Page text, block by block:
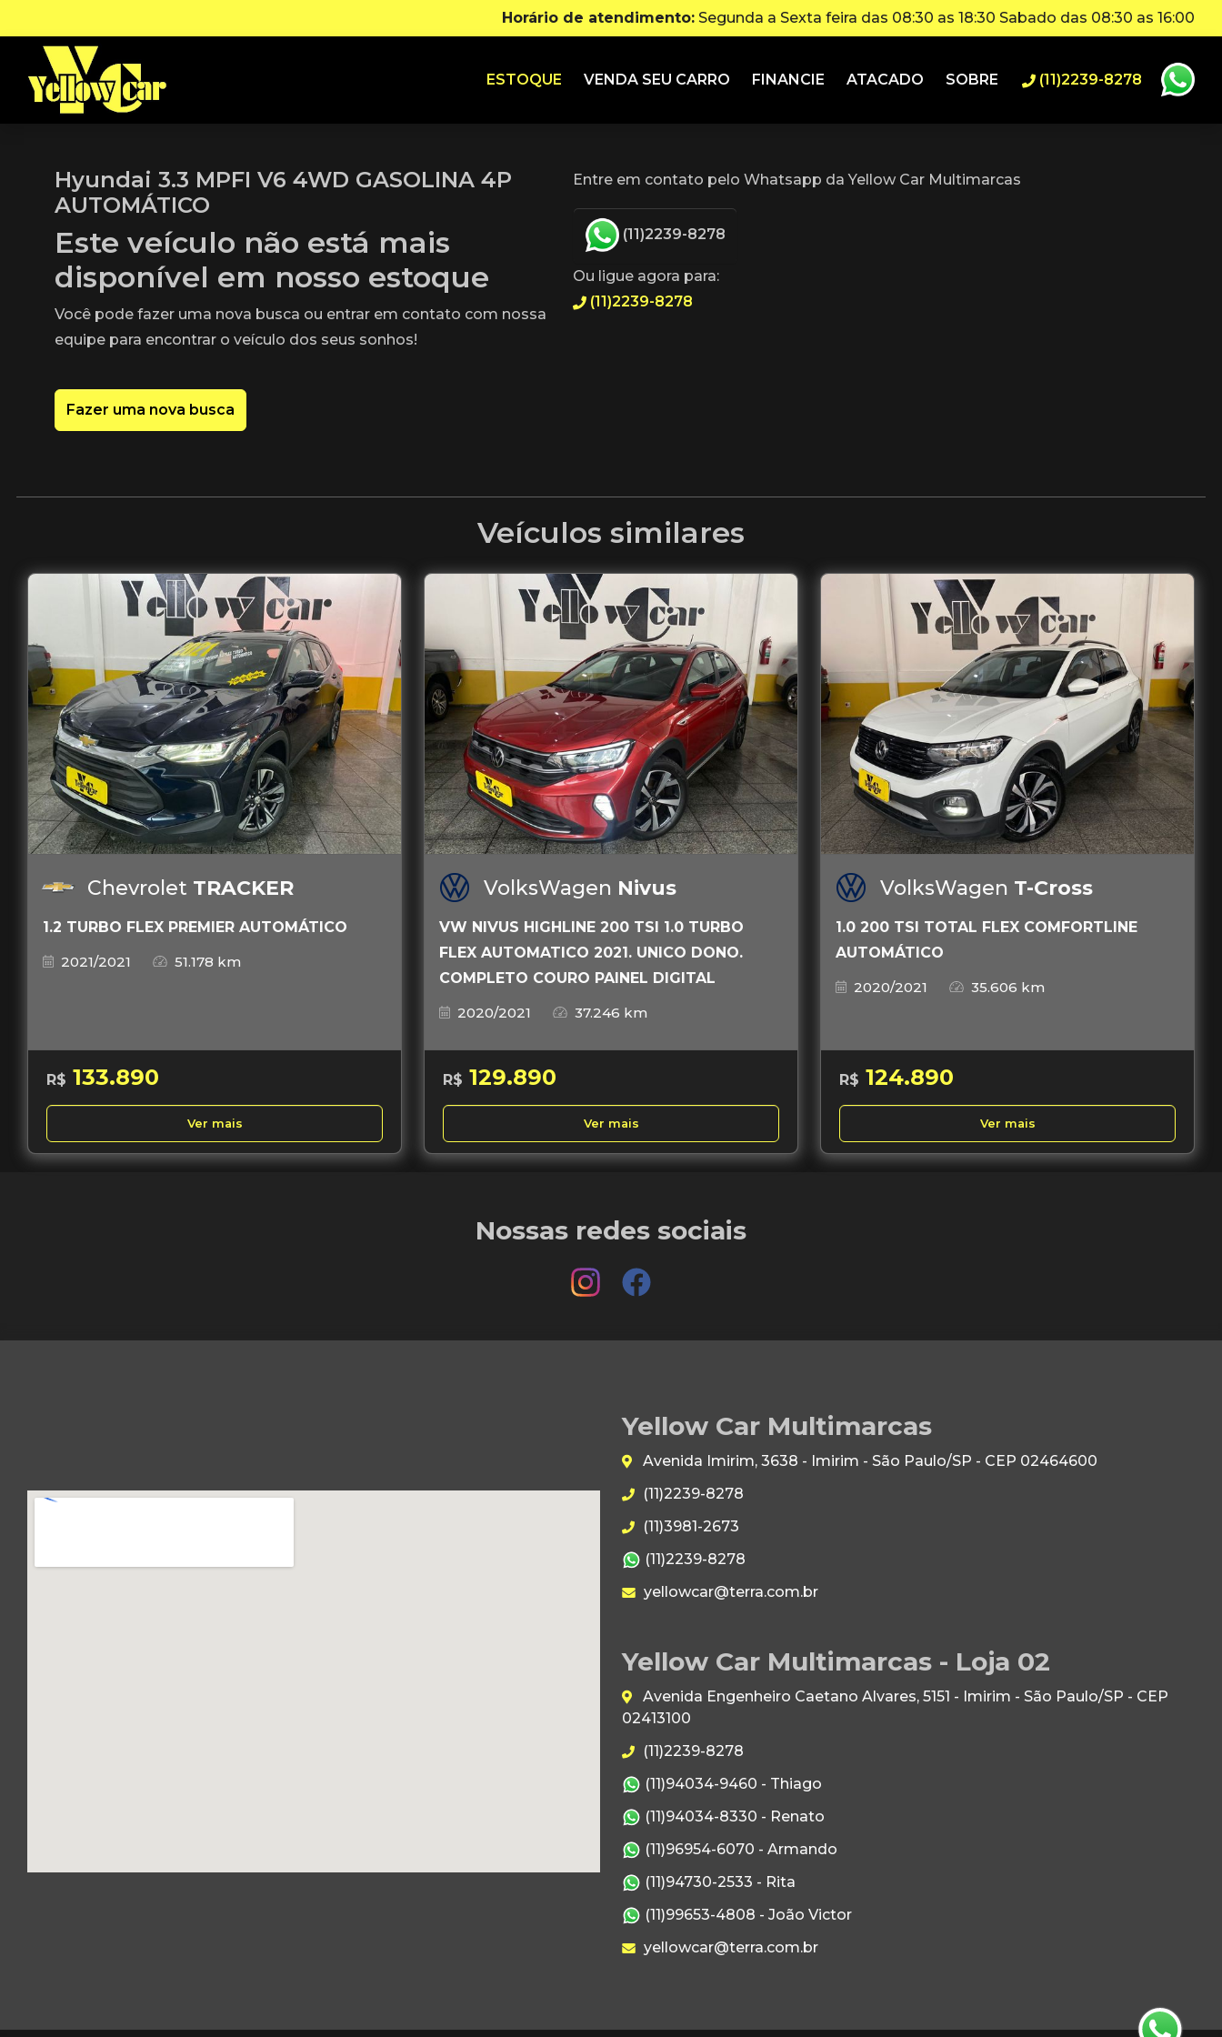
Horário de atendimento: Segunda a Sexta feira das 08:30 as 18:30 Sabado das 08:30 as 16:00
ESTOQUE VENDA SEU CARRO FINANCIE ATACADO SOBRE (11)2239-8278
Hyundai 3.3 MPFI V6 4WD GASOLINA 4P
AUTOMÁTICO
Este veículo não está mais
disponível em nosso estoque
Você pode fazer uma nova busca ou entrar em contato com nossa
equipe para encontrar o veículo dos seus sonhos!
Fazer uma nova busca
Entre em contato pelo Whatsapp da Yellow Car Multimarcas
(11)2239-8278
Ou ligue agora para:
(11)2239-8278
Veículos similares
Chevrolet TRACKER
1.2 TURBO FLEX PREMIER AUTOMÁTICO
2021/2021
51.178 km
R$ 133.890
Ver mais
VolksWagen Nivus
VW NIVUS HIGHLINE 200 TSI 1.0 TURBO
FLEX AUTOMATICO 2021. UNICO DONO.
COMPLETO COURO PAINEL DIGITAL
2020/2021
37.246 km
R$ 129.890
Ver mais
VolksWagen T-Cross
1.0 200 TSI TOTAL FLEX COMFORTLINE
AUTOMÁTICO
2020/2021
35.606 km
R$ 124.890
Ver mais
Nossas redes sociais
Yellow Car Multimarcas
Avenida Imirim, 3638 - Imirim - São Paulo/SP - CEP 02464600
(11)2239-8278
(11)3981-2673
(11)2239-8278
yellowcar@terra.com.br
Yellow Car Multimarcas - Loja 02
Avenida Engenheiro Caetano Alvares, 5151 - Imirim - São Paulo/SP - CEP
02413100
(11)2239-8278
(11)94034-9460 - Thiago
(11)94034-8330 - Renato
(11)96954-6070 - Armando
(11)94730-2533 - Rita
(11)99653-4808 - João Victor
yellowcar@terra.com.br